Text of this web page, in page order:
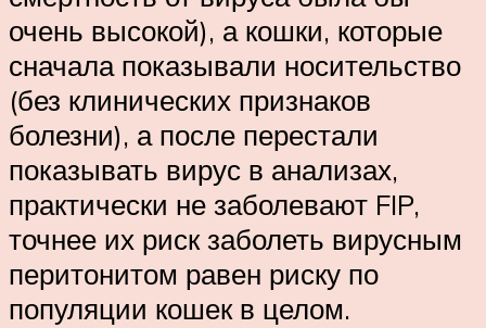
очень высокой), а кошки, которые
сначала показывали носительство
(без клинических признаков
болезни), а после перестали
показывать вирус в анализах,
практически не заболевают FIP,
точнее их риск заболеть вирусным
перитонитом равен риску по
популяции кошек в целом.